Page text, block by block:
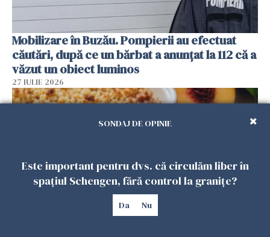
Mobilizare în Buzău. Pompierii au efectuat
căutări, după ce un bărbat a anunțat la 112 că a
văzut un obiect luminos
27 IULIE 2026
SONDAJ DE OPINIE
Este important pentru dvs. că circulăm liber în
spațiul Schengen, fără control la granițe?
Da Nu